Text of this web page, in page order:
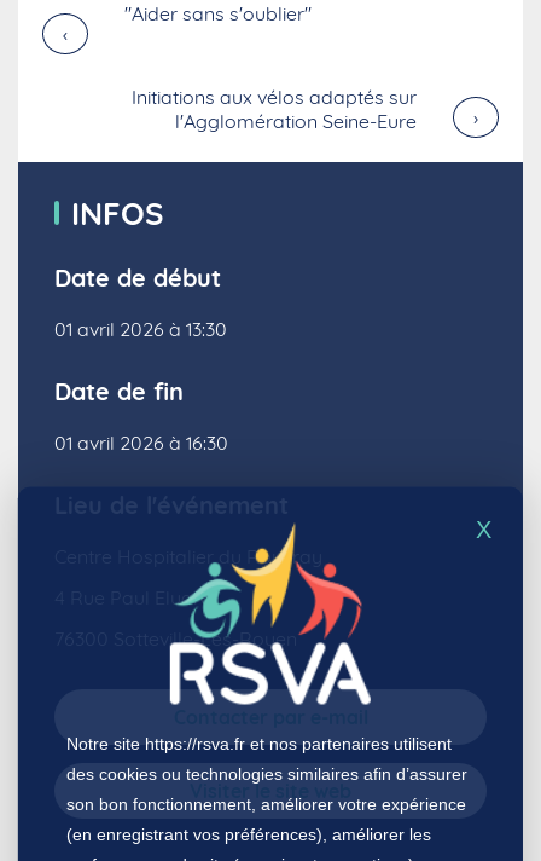
›
"Aider sans s'oublier"
Initiations aux vélos adaptés sur
l'Agglomération Seine-Eure
›
INFOS
Date de début
01 avril 2026 à 13:30
Date de fin
01 avril 2026 à 16:30
Centre Hospitalier du Rouvray
4 Rue Paul Eluard,
76300 Sotteville-Lès-Rouen
Visiter le site web
X
Notre site https://rsva.fret nos partenaires utilisent
des cookies ou technologies similaires afin d’assurer
son bon fonctionnement, améliorer votre expérience
(en enregistrant vos préférences), améliorer les